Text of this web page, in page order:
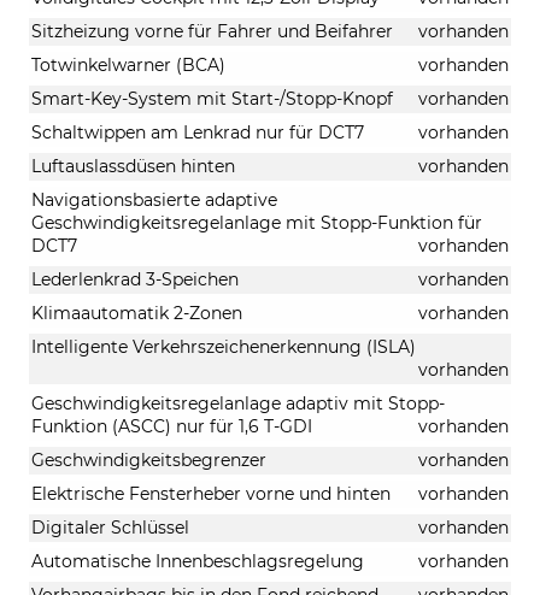
Sitzheizung vorne für Fahrer und Beifahrer
vorhanden
Totwinkelwarner (BCA)
vorhanden
Smart-Key-System mit Start-/Stopp-Knopf
vorhanden
Schaltwippen am Lenkrad nur für DCT7
vorhanden
Luftauslassdüsen hinten
vorhanden
Navigationsbasierte adaptive
Geschwindigkeitsregelanlage mit Stopp-Funktion für
DCT7
vorhanden
Lederlenkrad 3-Speichen
vorhanden
Klimaautomatik 2-Zonen
vorhanden
Intelligente Verkehrszeichenerkennung (ISLA)
vorhanden
Geschwindigkeitsregelanlage adaptiv mit Stopp-
Funktion (ASCC) nur für 1,6 T-GDI
vorhanden
Geschwindigkeitsbegrenzer
vorhanden
Elektrische Fensterheber vorne und hinten
vorhanden
Digitaler Schlüssel
vorhanden
Automatische Innenbeschlagsregelung
vorhanden